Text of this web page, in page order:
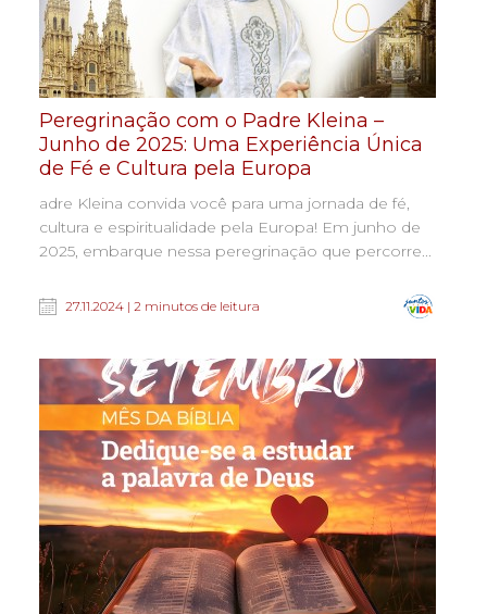
Peregrinação com o Padre Kleina –
Junho de 2025: Uma Experiência Única
de Fé e Cultura pela Europa
adre Kleina convida você para uma jornada de fé,
cultura e espiritualidade pela Europa! Em junho de
2025, embarque nessa peregrinação que percorre...
27.11.2024 | 2 minutos de leitura